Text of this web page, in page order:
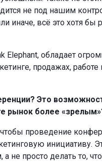
не под нашим
иначе, всё это хотя
Elephant, обладает
продажах,
Это
рынок более
чтобы проведение
инициативу.
не просто делать то,